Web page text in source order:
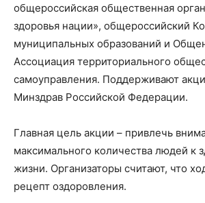
общероссийская общественная
здоровья нации», общероссийский
муниципальных образований и
Ассоциация территориального
самоуправления. Поддерживают
Минздрав Российской Федерации.
Главная цель акции – привлечь
максимального количества людей к
жизни. Организаторы считают, что
рецепт оздоровления.